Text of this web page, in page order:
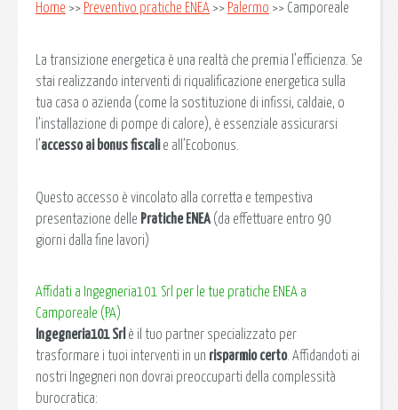
Home >> Preventivo pratiche ENEA >> Palermo >> Camporeale
La transizione energetica è una realtà che premia l’efficienza. Se
stai realizzando interventi di riqualificazione energetica sulla
tua casa o azienda (come la sostituzione di infissi, caldaie, o
l’installazione di pompe di calore), è essenziale assicurarsi
l’accesso ai bonus fiscalie all’Ecobonus.
Questo accesso è vincolato alla corretta e tempestiva
presentazione delle Pratiche ENEA (da effettuare entro 90
giorni dalla fine lavori)
Affidati a Ingegneria101 Srl per le tue pratiche ENEA a
Camporeale (PA)
Ingegneria101 Srl è il tuo partner specializzato per
trasformare i tuoi interventi in un risparmio certo. Affidandoti ai
nostri Ingegneri non dovrai preoccuparti della complessità
burocratica: